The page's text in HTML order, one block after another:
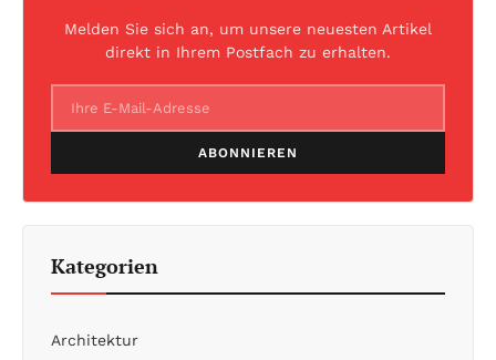
Melden Sie sich an, um unsere neuesten Artikel
direkt in Ihrem Postfach zu erhalten.
ABONNIEREN
Kategorien
Architektur